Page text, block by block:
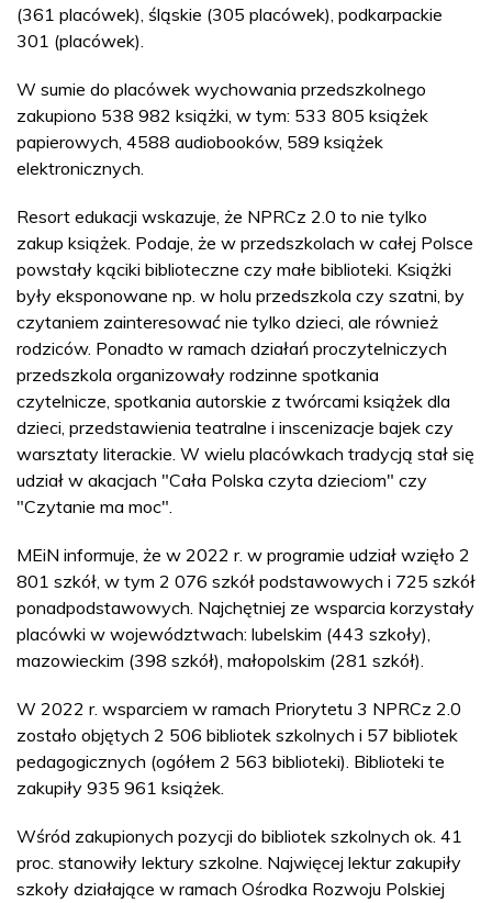
(361 placówek), śląskie (305 placówek), podkarpackie
301 (placówek).
W sumie do placówek wychowania przedszkolnego
zakupiono 538 982 książki, w tym: 533 805 książek
papierowych, 4588 audiobooków, 589 książek
elektronicznych.
Resort edukacji wskazuje, że NPRCz 2.0 to nie tylko
zakup książek. Podaje, że w przedszkolach w całej Polsce
powstały kąciki biblioteczne czy małe biblioteki. Książki
były eksponowane np. w holu przedszkola czy szatni, by
czytaniem zainteresować nie tylko dzieci, ale również
rodziców. Ponadto w ramach działań proczytelniczych
przedszkola organizowały rodzinne spotkania
czytelnicze, spotkania autorskie z twórcami książek dla
dzieci, przedstawienia teatralne i inscenizacje bajek czy
warsztaty literackie. W wielu placówkach tradycją stał się
udział w akacjach "Cała Polska czyta dzieciom" czy
"Czytanie ma moc".
MEiN informuje, że w 2022 r. w programie udział wzięło 2
801 szkół, w tym 2 076 szkół podstawowych i 725 szkół
ponadpodstawowych. Najchętniej ze wsparcia korzystały
placówki w województwach: lubelskim (443 szkoły),
mazowieckim (398 szkół), małopolskim (281 szkół).
W 2022 r. wsparciem w ramach Priorytetu 3 NPRCz 2.0
zostało objętych 2 506 bibliotek szkolnych i 57 bibliotek
pedagogicznych (ogółem 2 563 biblioteki). Biblioteki te
zakupiły 935 961 książek.
Wśród zakupionych pozycji do bibliotek szkolnych ok. 41
proc. stanowiły lektury szkolne. Najwięcej lektur zakupiły
szkoły działające w ramach Ośrodka Rozwoju Polskiej